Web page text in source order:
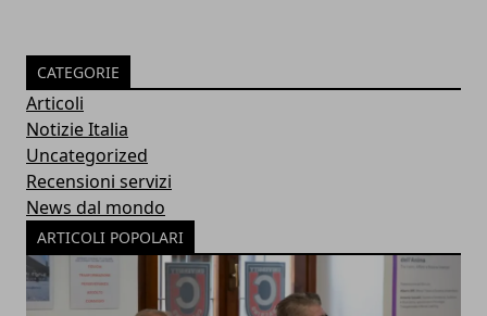
CATEGORIE
Articoli
Notizie Italia
Uncategorized
Recensioni servizi
News dal mondo
ARTICOLI POPOLARI